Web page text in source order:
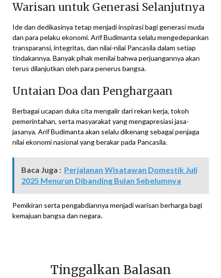
Warisan untuk Generasi Selanjutnya
Ide dan dedikasinya tetap menjadi inspirasi bagi generasi muda
dan para pelaku ekonomi. Arif Budimanta selalu mengedepankan
transparansi, integritas, dan nilai-nilai Pancasila dalam setiap
tindakannya. Banyak pihak menilai bahwa perjuangannya akan
terus dilanjutkan oleh para penerus bangsa.
Untaian Doa dan Penghargaan
Berbagai ucapan duka cita mengalir dari rekan kerja, tokoh
pemerintahan, serta masyarakat yang mengapresiasi jasa-
jasanya. Arif Budimanta akan selalu dikenang sebagai penjaga
nilai ekonomi nasional yang berakar pada Pancasila.
Baca Juga : Perjalanan Wisatawan Domestik Juli
2025 Menurun Dibanding Bulan Sebelumnya
Pemikiran serta pengabdiannya menjadi warisan berharga bagi
kemajuan bangsa dan negara.
Tinggalkan Balasan